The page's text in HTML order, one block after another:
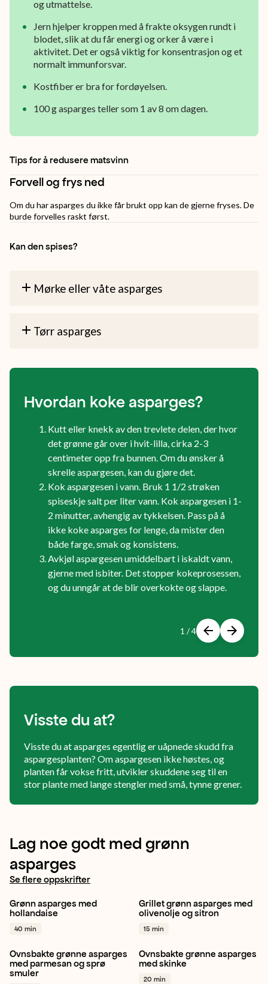
nøtteaktig.
og utmattelse.
Jern hjelper kroppen med å frakte oksygen rundt i
blodet, slik at du får energi og orker å være i
aktivitet. Det er også viktig for konsentrasjon og et
normalt immunforsvar.
Kostfiber er bra for fordøyelsen.
100 g asparges teller som 1 av 8 om dagen.
Tips for å redusere matsvinn
Forvell og frys ned
Om du har asparges du ikke får brukt opp kan de gjerne fryses. De
burde forvelles raskt først.
Kan den spises?
Mørke eller våte asparges
Tørr asparges
Hvordan koke asparges?
Kutt eller knekk av den trevlete delen, der hvor
det grønne går over i hvit-lilla, cirka 2-3
centimeter opp fra bunnen. Om du ønsker å
skrelle aspargesen, kan du gjøre det.
Kok aspargesen i vann. Bruk 1 1/2 strøken
spiseskje salt per liter vann. Kok aspargesen i 1-
2 minutter, avhengig av tykkelsen. Pass på å
ikke koke asparges for lenge, da mister den
både farge, smak og konsistens.
Avkjøl aspargesen umiddelbart i iskaldt vann,
gjerne med isbiter. Det stopper kokeprosessen,
og du unngår at de blir overkokte og slappe.
Viser
1 / 4
ForrigeNeste
Visste du at?
Visste du at asparges egentlig er uåpnede skudd fra
aspargesplanten? Om aspargesen ikke høstes, og
planten får vokse fritt, utvikler skuddene seg til en
stor plante med lange stengler med små, tynne grener.
Lag noe godt med grønn
asparges
Se flere oppskrifter
Grønn asparges
Sitron
Grønn asparges med
hollandaise
40 min
Asparges
Sitron
Grillet grønn asparges med
olivenolje og sitron
15 min
Vegetar / plantebasert
Middag
Ovnsbakte grønne asparges
med parmesan og sprø
smuler
Grønn asparges
Jordbær
Ovnsbakte grønne asparges
med skinke
20 min